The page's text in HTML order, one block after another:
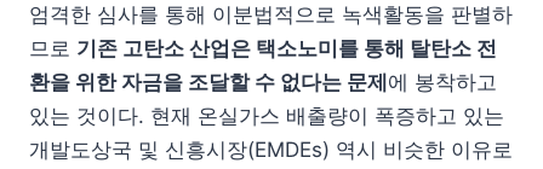
엄격한 심사를 통해 이분법적으로 녹색활동을 판별하
므로 기존 고탄소 산업은 택소노미를 통해 탈탄소 전
환을 위한 자금을 조달할 수 없다는 문제에 봉착하고
있는 것이다. 현재 온실가스 배출량이 폭증하고 있는
개발도상국 및 신흥시장(EMDEs) 역시 비슷한 이유로